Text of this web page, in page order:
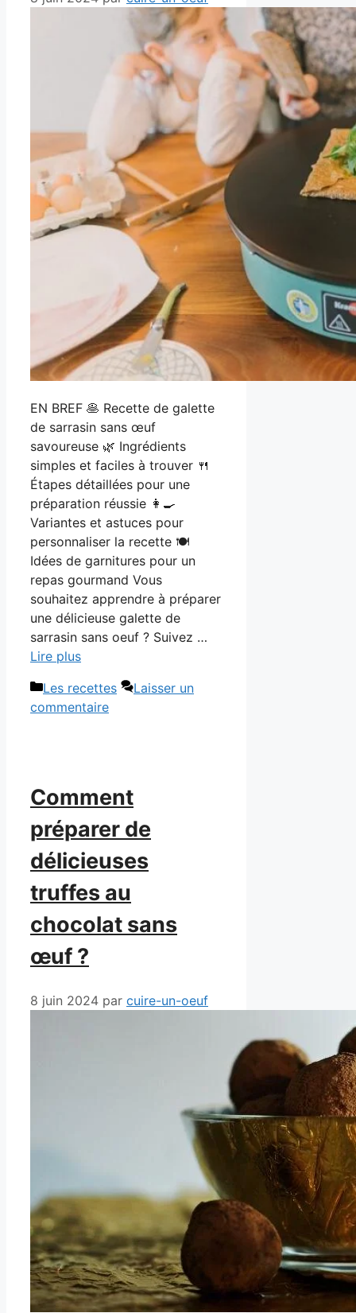
EN BREF 🥞 Recette de galette
de sarrasin sans œuf
savoureuse 🌿 Ingrédients
simples et faciles à trouver 🍴
Étapes détaillées pour une
préparation réussie 👩‍🍳
Variantes et astuces pour
personnaliser la recette 🍽️
Idées de garnitures pour un
repas gourmand Vous
souhaitez apprendre à préparer
une délicieuse galette de
sarrasin sans oeuf ? Suivez …
Lire plus
Catégories
Les recettes
Laisser un
commentaire
Comment
préparer de
délicieuses
truffes au
chocolat sans
œuf ?
8 juin 2024 par cuire-un-oeuf